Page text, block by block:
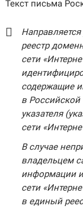
Текст письма
реестр
сети
содержащие
в
указателя
сети
В случае
владельцем
информации
сети
в единый